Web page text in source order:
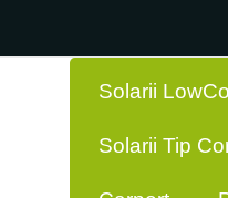
Solarii
Solarii Tip